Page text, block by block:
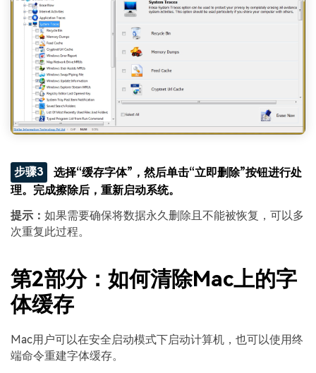
步骤3
选择“缓存字体”，然后单击“立即删除”按钮进行处
理。完成擦除后，重新启动系统。
提示： 如果需要确保将数据永久删除且不能被恢复，可以多
次重复此过程。
第2部分：如何清除Mac上的字
体缓存
Mac用户可以在安全启动模式下启动计算机，也可以使用终
端命令重建字体缓存。